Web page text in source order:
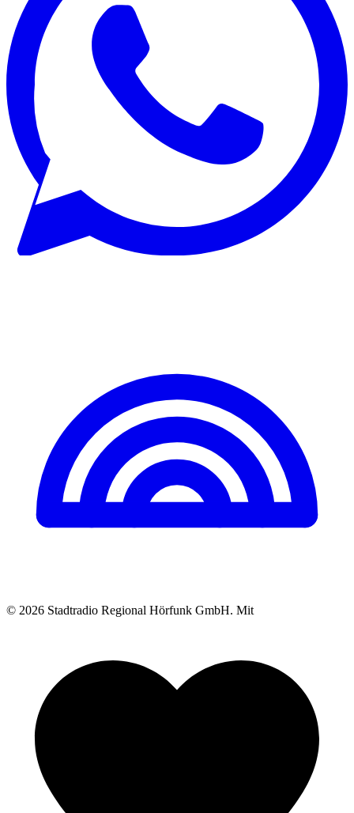
© 2026 Stadtradio Regional Hörfunk GmbH. Mit